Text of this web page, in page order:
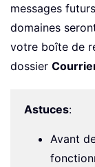
messages
domaines
votre boîte de
dossier
Astuces:
Avant